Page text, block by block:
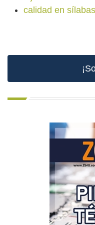
calidad en sílabas